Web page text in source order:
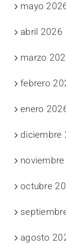
mayo
abril 2026
marzo
febrero
enero
diciembre
octubre
agosto